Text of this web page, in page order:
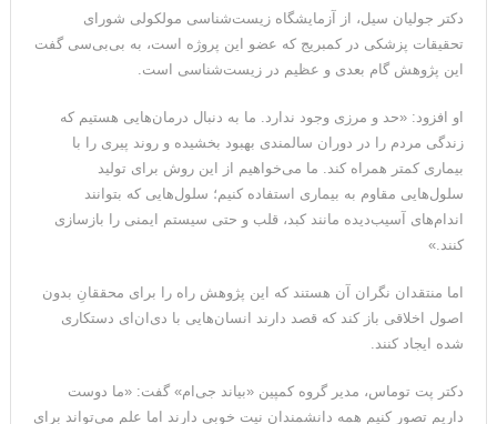
دکتر جولیان سیل، از آزمایشگاه زیست‌شناسی مولکولی شورای
تحقیقات پزشکی در کمبریج که عضو این پروژه است، به بی‌بی‌سی گفت
این پژوهش گام بعدی و عظیم در زیست‌شناسی است.
او افزود: «حد و مرزی وجود ندارد. ما به دنبال درمان‌هایی هستیم که
زندگی مردم را در دوران سالمندی بهبود بخشیده و روند پیری را با
بیماری کمتر همراه کند. ما می‌خواهیم از این روش برای تولید
سلول‌هایی مقاوم به بیماری استفاده کنیم؛ سلول‌هایی که بتوانند
اندام‌های آسیب‌دیده مانند کبد، قلب و حتی سیستم ایمنی را بازسازی
کنند.»
اما منتقدان نگران آن هستند که این پژوهش راه را برای محققانِ بدون
اصول اخلاقی باز کند که قصد دارند انسان‌هایی با دی‌ان‌ای دستکاری
شده ایجاد کنند.
دکتر پت توماس، مدیر گروه کمپین «بیاند جی‌ام» گفت: «ما دوست
داریم تصور کنیم همه دانشمندان نیت خوبی دارند اما علم می‌تواند برای